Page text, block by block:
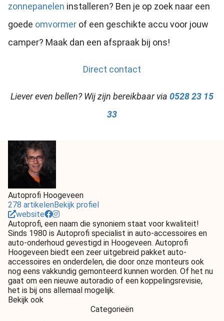
zonnepanelen installeren? Ben je op zoek naar een
goede omvormer of een geschikte accu voor jouw
camper? Maak dan een afspraak bij ons!
Direct contact
Liever even bellen? Wij zijn bereikbaar via 0528 23 15
33
Autoprofi Hoogeveen
278 artikelenBekijk profiel
website
Autoprofi, een naam die synoniem staat voor kwaliteit!
Sinds 1980 is Autoprofi specialist in auto-accessoires en
auto-onderhoud gevestigd in Hoogeveen. Autoprofi
Hoogeveen biedt een zeer uitgebreid pakket auto-
accessoires en onderdelen, die door onze monteurs ook
nog eens vakkundig gemonteerd kunnen worden. Of het nu
gaat om een nieuwe autoradio of een koppelingsrevisie,
het is bij ons allemaal mogelijk.
Bekijk ook
Categorieën